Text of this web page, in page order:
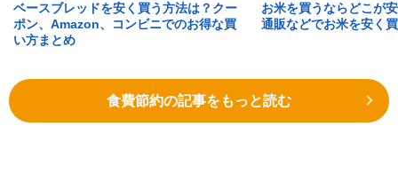
ベースブレッドを安く買う方法は？クー
ポン、Amazon、コンビニでのお得な買
い方まとめ
お米を買うならどこが
通販などでお米を安く
食費節約の記事をもっと読む